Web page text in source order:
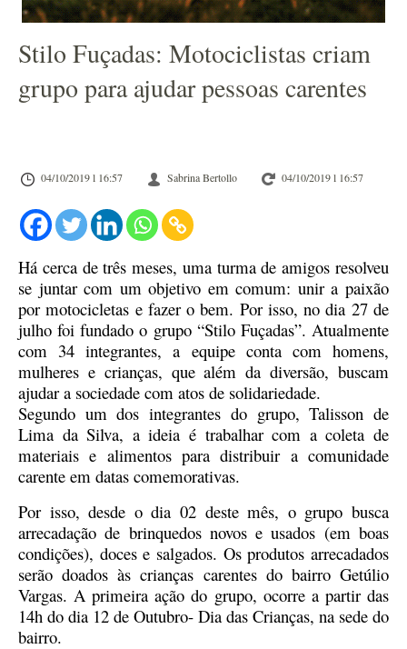
Stilo Fuçadas: Motociclistas criam
grupo para ajudar pessoas carentes
04/10/2019 l 16:57 Sabrina Bertollo 04/10/2019 l 16:57
Há cerca de três meses, uma turma de amigos resolveu
se juntar com um objetivo em comum: unir a paixão
por motocicletas e fazer o bem. Por isso, no dia 27 de
julho foi fundado o grupo “Stilo Fuçadas”. Atualmente
com 34 integrantes, a equipe conta com homens,
mulheres e crianças, que além da diversão, buscam
ajudar a sociedade com atos de solidariedade.
Segundo um dos integrantes do grupo, Talisson de
Lima da Silva, a ideia é trabalhar com a coleta de
materiais e alimentos para distribuir a comunidade
carente em datas comemorativas.
Por isso, desde o dia 02 deste mês, o grupo busca
arrecadação de brinquedos novos e usados (em boas
condições), doces e salgados. Os produtos arrecadados
serão doados às crianças carentes do bairro Getúlio
Vargas. A primeira ação do grupo, ocorre a partir das
14h do dia 12 de Outubro- Dia das Crianças, na sede do
bairro.